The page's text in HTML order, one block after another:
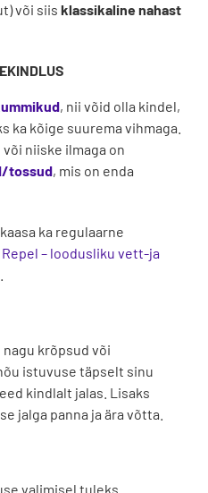
või siis klassikaline nahast
, nii võid olla kindel,
ka kõige suurema vihmaga.
niiske ilmaga on
tossud, mis on enda
ka regulaarne
– loodusliku vett-ja
krõpsud või
istuvuse täpselt sinu
kindlalt jalas. Lisaks
jalga panna ja ära võtta.
valimisel tuleks